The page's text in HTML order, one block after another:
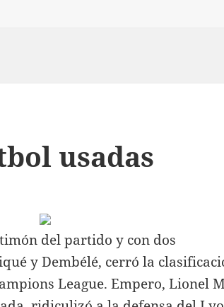
usadas
del partido y con dos
y Dembélé, cerró la
League. Empero, Lionel